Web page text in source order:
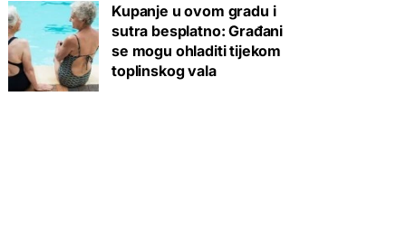
Kupanje u ovom gradu i
sutra besplatno: Građani
se mogu ohladiti tijekom
toplinskog vala